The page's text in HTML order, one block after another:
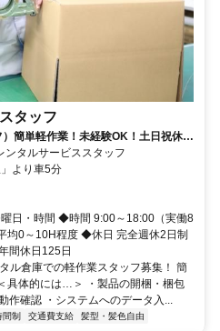
タッフ
）簡単軽作業！未経験OK！土日祝休
タルサービススタッフ
より車5分
日・時間 ◆時間 9:00～18:00（実働8
均0～10H程度 ◆休日 完全週休2日制
間休日125日
ル倉庫での軽作業スタッフ募集！ 簡
具体的には…＞ ・製品の開梱・梱包
作確認 ・システムへのデータ入...
間制 交通費支給 髪型・髪色自由